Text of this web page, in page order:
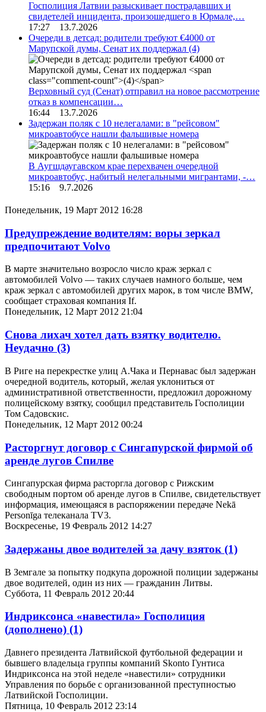
Госполиция Латвии разыскивает пострадавших и
свидетелей инцидента, произошедшего в Юрмале,…
17:27 13.7.2026
Очереди в детсад: родители требуют €4000 от
Марупской думы, Сенат их поддержал (4)
Верховный суд (Сенат) отправил на новое рассмотрение
отказ в компенсации…
16:44 13.7.2026
Задержан поляк с 10 нелегалами: в "рейсовом"
микроавтобусе нашли фальшивые номера
В Аугшдаугавском крае перехвачен очередной
микроавтобус, набитый нелегальными мигрантами, -…
15:16 9.7.2026
Понедельник, 19 Март 2012 16:28
Предупреждение водителям: воры зеркал
предпочитают Volvo
В марте значительно возросло число краж зеркал с
автомобилей Volvo — таких случаев намного больше, чем
краж зеркал с автомобилей других марок, в том числе BMW,
сообщает страховая компания If.
Понедельник, 12 Март 2012 21:04
Снова лихач хотел дать взятку водителю.
Неудачно (3)
В Риге на перекрестке улиц А.Чака и Пернавас был задержан
очередной водитель, который, желая уклониться от
административной ответственности, предложил дорожному
полицейскому взятку, сообщил представитель Госполиции
Том Садовскис.
Понедельник, 12 Март 2012 00:24
Расторгнут договор с Сингапурской фирмой об
аренде лугов Спилве
Сингапурская фирма расторгла договор с Рижским
свободным портом об аренде лугов в Спилве, свидетельствует
информация, имеющаяся в распоряжении передаче Nekā
Personīga телеканала TV3.
Воскресенье, 19 Февраль 2012 14:27
Задержаны двое водителей за дачу взяток (1)
В Земгале за попытку подкупа дорожной полиции задержаны
двое водителей, один из них — гражданин Литвы.
Суббота, 11 Февраль 2012 20:44
Индриксонca «навестила» Госполиция
(дополнено) (1)
Давнего президента Латвийской футбольной федерации и
бывшего владельца группы компаний Skonto Гунтиса
Индриксонса на этой неделе «навестили» сотрудники
Управления по борьбе с организованной преступностью
Латвийской Госполиции.
Пятница, 10 Февраль 2012 23:14